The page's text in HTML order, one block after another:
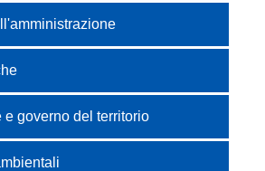
e governo del territorio